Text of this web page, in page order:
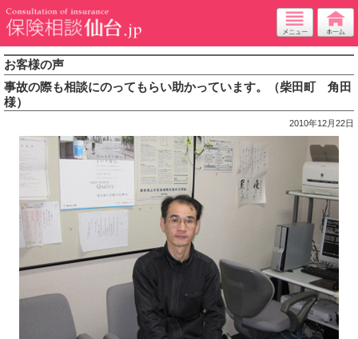
お客様の声
事故の際も相談にのってもらい助かっています。（柴田町 角田
様）
2010年12月22日